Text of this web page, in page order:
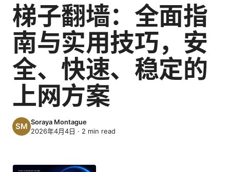
梯子翻墙：全面指
南与实用技巧，安
全、快速、稳定的
上网方案
Soraya Montague
2026年4月4日 · 2 min read